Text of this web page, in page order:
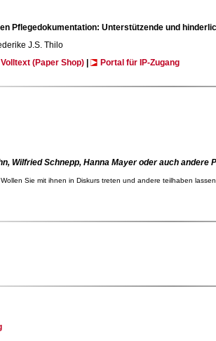
Pflegedokumentation: Unterstützende und
J.S. Thilo
Volltext (Paper Shop) Portal für IP-Zugang
Wilfried Schnepp, Hanna Mayer oder auch
Wollen Sie mit ihnen in Diskurs treten und andere teilhaben